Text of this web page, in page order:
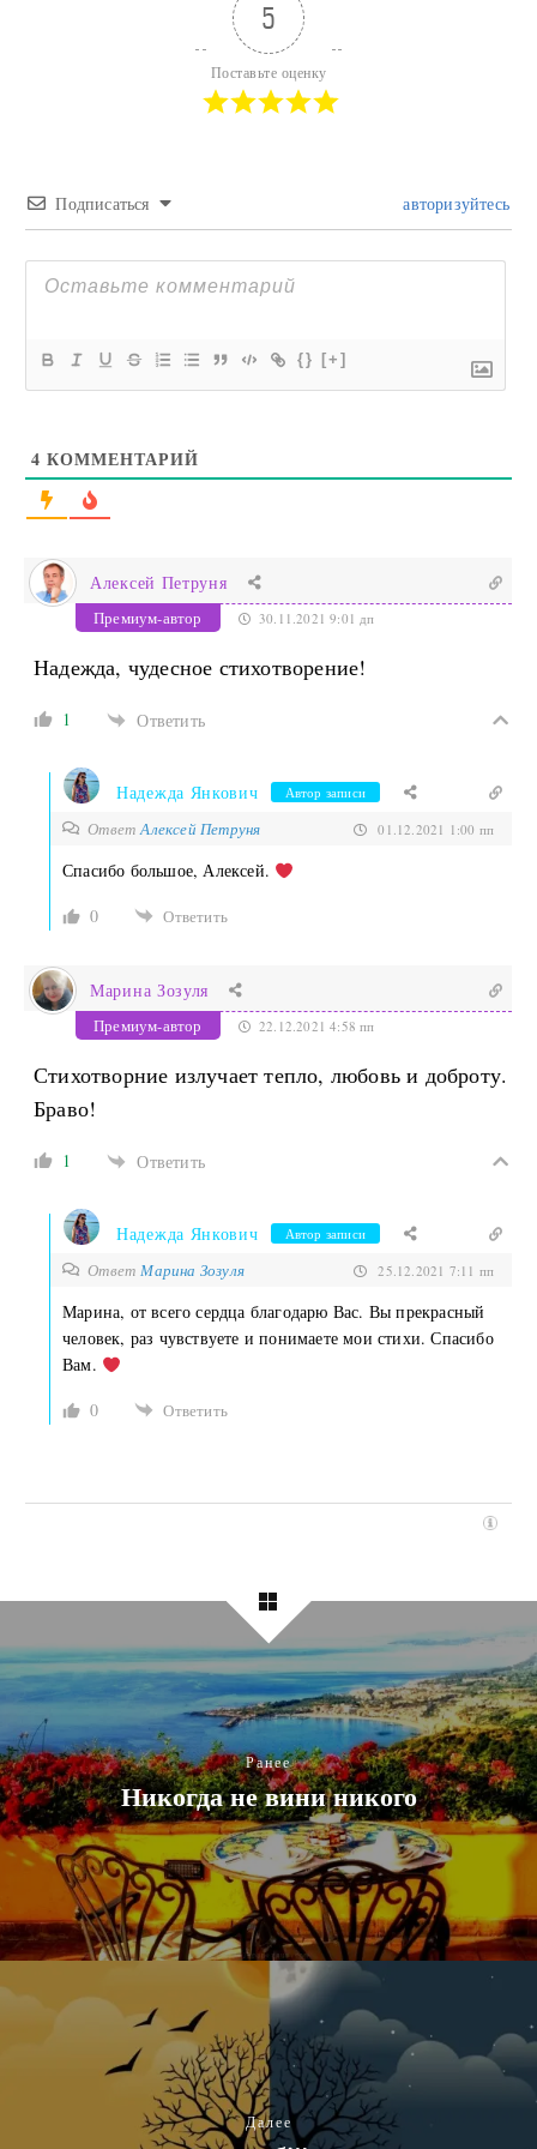
5
Поставьте оценку
Подписаться авторизуйтесь
{} [+]
4 КОММЕНТАРИЙ
Алексей Петруня
Премиум-автор 30.11.2021 9:01 дп
Надежда, чудесное стихотворение!
1 Ответить
Надежда Янкович Автор записи
ОтветАлексей Петруня 01.12.2021 1:00 пп
Спасибо большое, Алексей.
0
Ответить
Марина Зозуля
Премиум-автор 22.12.2021 4:58 пп
Стихотворние излучает тепло, любовь и доброту.
Браво!
1 Ответить
Надежда Янкович Автор записи
ОтветМарина Зозуля 25.12.2021 7:11 пп
Марина, от всего сердца благодарю Вас. Вы прекрасный
человек, раз чувствуете и понимаете мои стихи. Спасибо
Вам.
0
Ответить
Ранее
Никогда не вини никого
Далее